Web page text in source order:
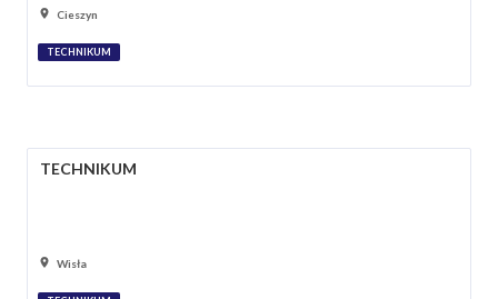
Cieszyn
TECHNIKUM
TECHNIKUM
Wisła